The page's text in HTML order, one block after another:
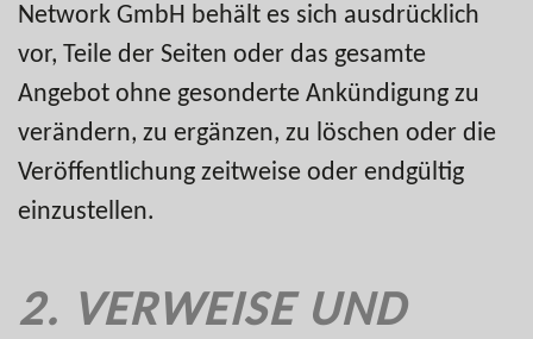
Network GmbH behält es sich ausdrücklich
vor, Teile der Seiten oder das gesamte
Angebot ohne gesonderte Ankündigung zu
verändern, zu ergänzen, zu löschen oder die
Veröffentlichung zeitweise oder endgültig
einzustellen.
2. VERWEISE UND